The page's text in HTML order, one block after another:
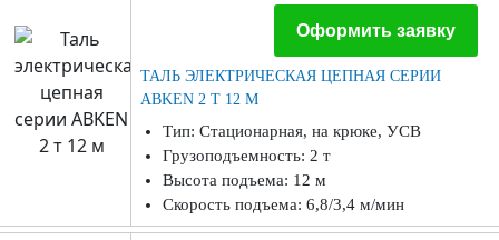
Оформить заявку
ТАЛЬ ЭЛЕКТРИЧЕСКАЯ ЦЕПНАЯ СЕРИИ
ABKEN 2 Т 12 М
Тип: Стационарная, на крюке, УСВ
Грузоподъемность: 2 т
Высота подъема: 12 м
Скорость подъема: 6,8/3,4 м/мин